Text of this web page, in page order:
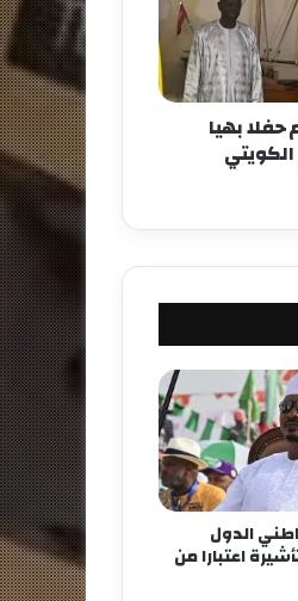
بهيا
الدول
اعتبارا من